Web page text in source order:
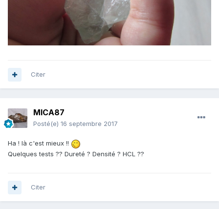
Citer
MICA87
Posté(e) 16 septembre 2017
Ha ! là c'est mieux !!
Quelques tests ?? Dureté ? Densité ? HCL ??
Citer